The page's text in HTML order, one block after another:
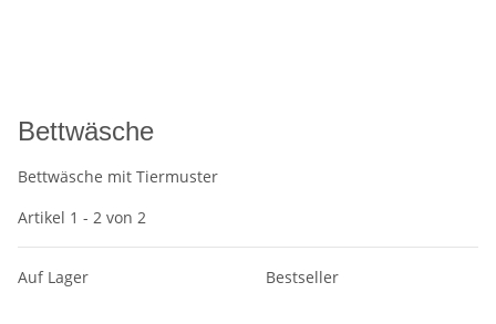
Bettwäsche
Bettwäsche mit Tiermuster
Artikel 1 - 2 von 2
Auf Lager Bestseller